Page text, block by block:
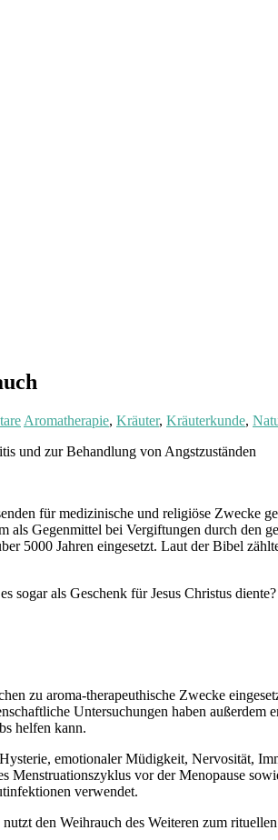
Aromatherapie, Kräuter, Kräuterkunde,
und zur Behandlung von Angstzuständen
für medizinische und religiöse
als Gegenmittel bei Vergiftungen durch
5000 Jahren eingesetzt. Laut der Bibel
sogar als Geschenk für Jesus Christus diente?
zu aroma-therapeuthische Zwecke
Untersuchungen haben
helfen kann.
emotionaler Müdigkeit, Nervosität,
Menstruationszyklus vor der Menopause
verwendet.
den Weihrauch des Weiteren zum